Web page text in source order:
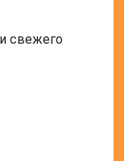
свежего